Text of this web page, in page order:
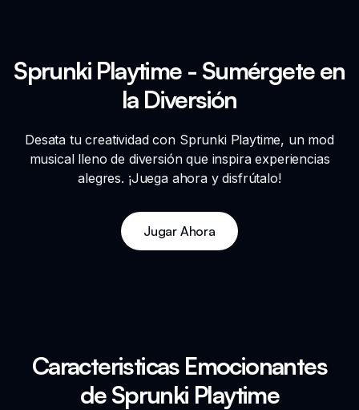
Sprunki Playtime - Sumérgete en
la Diversión
Desata tu creatividad con Sprunki Playtime, un mod
musical lleno de diversión que inspira experiencias
alegres. ¡Juega ahora y disfrútalo!
Jugar Ahora
Caracteristicas Emocionantes
de Sprunki Playtime